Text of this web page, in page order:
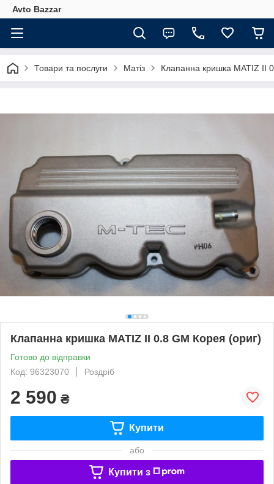
Avto Bazzar
Товари та послуги Матіз Клапанна кришка MATIZ II
Клапанна кришка MATIZ II 0.8 GM Корея (ориг)
Готово до відправки
Код: 96323070
Роздріб
2 590 ₴
Купити
або
Купити з